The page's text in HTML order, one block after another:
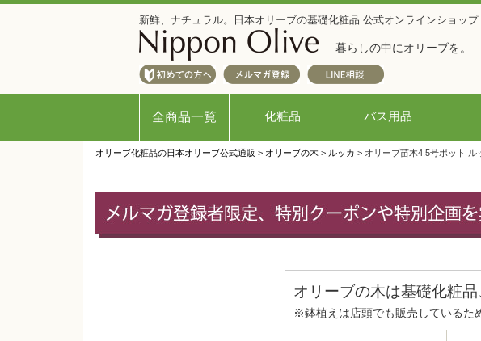
新鮮、ナチュラル。日本オリーブの基礎化粧品 公式オンラインショップ
暮らしの中にオリーブを。
全商品一覧 化粧品 バス用品
オリーブ化粧品の日本オリーブ公式通販 > オリーブの木 > ルッカ > オリーブ苗木4.5号ポット ル
オリーブの木は基礎化粧
※鉢植えは店頭でも販売しているた